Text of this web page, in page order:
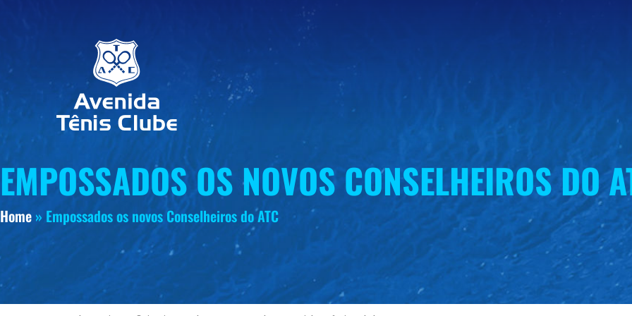
EMPOSSADOS OS NOVOS CONSELHEIROS DO
Home »Empossados os novos Conselheiros do ATC